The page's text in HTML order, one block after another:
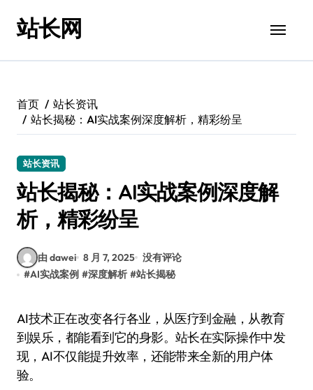
站长网
首页
站长资讯
站长揭秘：AI实战案例深度解析，精彩纷呈
站长资讯
站长揭秘：AI实战案例深度解
析，精彩纷呈
由 dawei 8 月 7, 2025 没有评论
#AI实战案例 #深度解析 #站长揭秘
AI技术正在改变各行各业，从医疗到金融，从教育
到娱乐，都能看到它的身影。站长在实际操作中发
现，AI不仅能提升效率，还能带来全新的用户体
验。